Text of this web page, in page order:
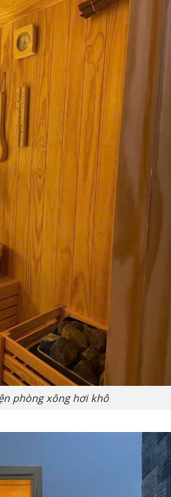
phòng xông hơi khô